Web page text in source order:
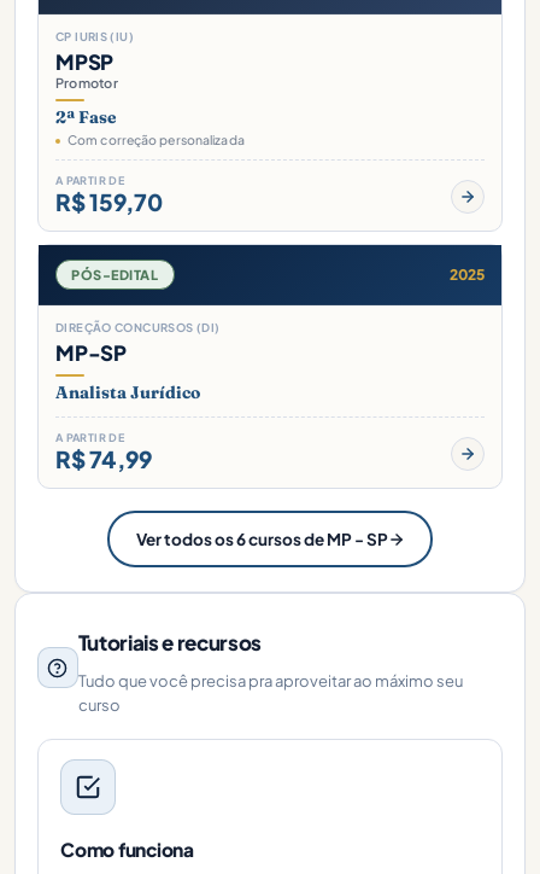
CP IURIS (IU)
MPSP
Promotor
2ª Fase
Com correção personalizada
A PARTIR DE
R$ 159,70
PÓS-EDITAL 2025
DIREÇÃO CONCURSOS (DI)
MP-SP
Analista Jurídico
A PARTIR DE
R$ 74,99
Ver todos os 6 cursos de MP - SP
Tutoriais e recursos
Tudo que você precisa pra aproveitar ao máximo seu
curso
Como funciona